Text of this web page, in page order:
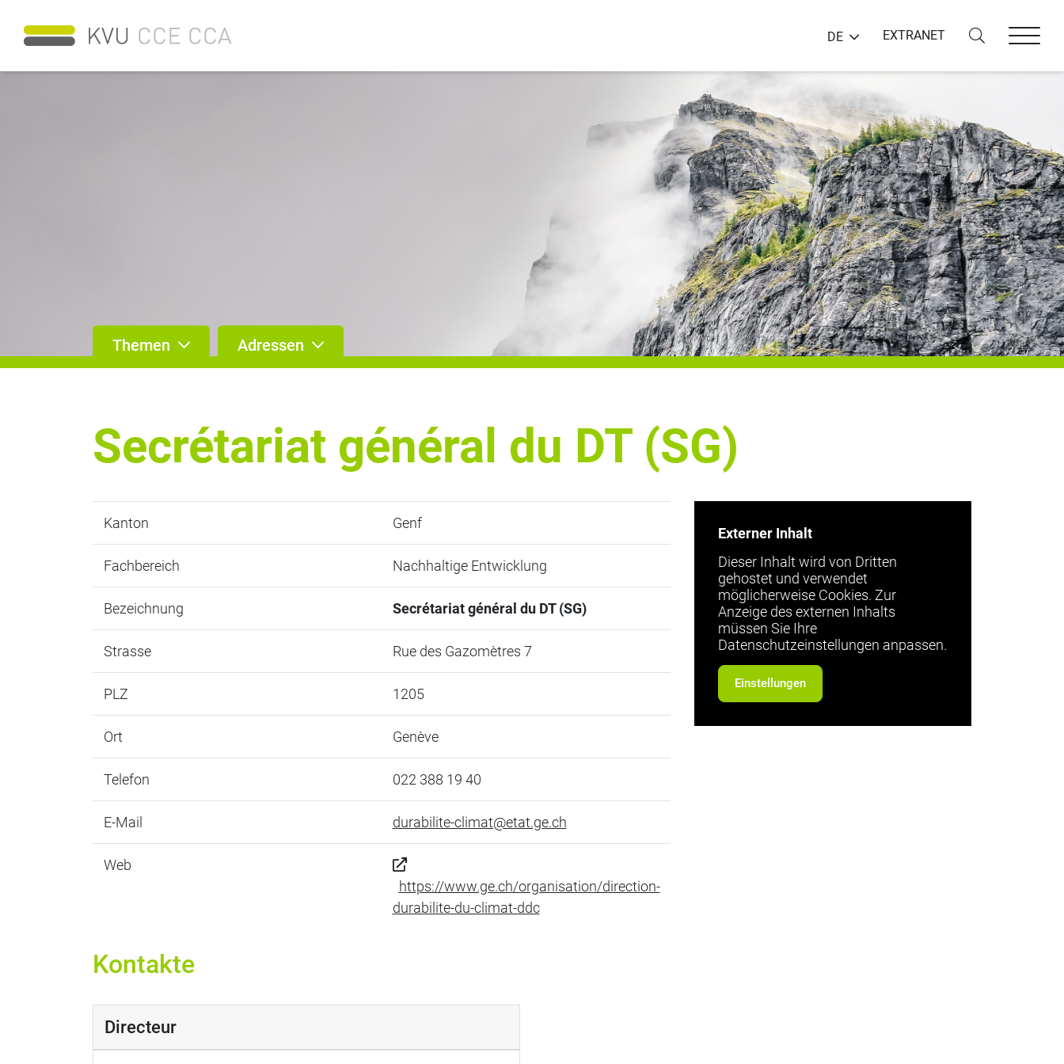
DE EXTRANET
Themen Adressen
Secrétariat général du DT (SG)
Kanton Genf
Fachbereich Nachhaltige Entwicklung
Bezeichnung Secrétariat général du DT (SG)
Strasse Rue des Gazomètres 7
PLZ 1205
Ort Genève
Telefon 022 388 19 40
E-Mail durabilite-climat@etat.ge.ch
Web
https://www.ge.ch/organisation/direction-
durabilite-du-climat-ddc
Externer Inhalt
Dieser Inhalt wird von Dritten
gehostet und verwendet
möglicherweise Cookies. Zur
Anzeige des externen Inhalts
müssen Sie Ihre
Datenschutzeinstellungen anpassen.
Einstellungen
Kontakte
Directeur